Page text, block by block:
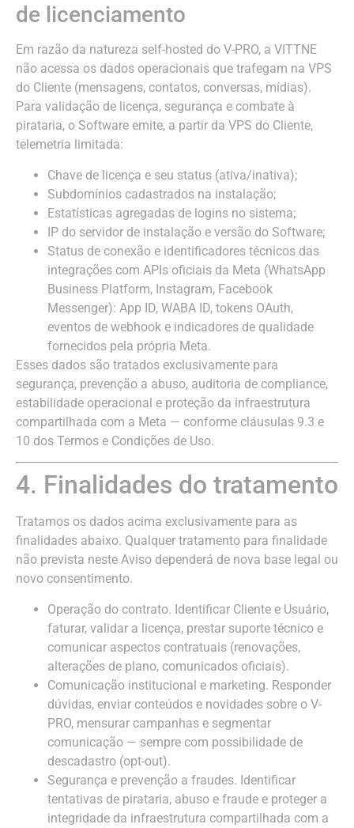
de licenciamento
Em razão da natureza self-hosted do V-PRO, a VITTNE
não acessa os dados operacionais que trafegam na VPS
do Cliente (mensagens, contatos, conversas, mídias).
Para validação de licença, segurança e combate à
pirataria, o Software emite, a partir da VPS do Cliente,
telemetria limitada:
Chave de licença e seu status (ativa/inativa);
Subdomínios cadastrados na instalação;
Estatísticas agregadas de logins no sistema;
IP do servidor de instalação e versão do Software;
Status de conexão e identificadores técnicos das
integrações com APIs oficiais da Meta (WhatsApp
Business Platform, Instagram, Facebook
Messenger): App ID, WABA ID, tokens OAuth,
eventos de webhook e indicadores de qualidade
fornecidos pela própria Meta.
Esses dados são tratados exclusivamente para
segurança, prevenção a abuso, auditoria de compliance,
estabilidade operacional e proteção da infraestrutura
compartilhada com a Meta — conforme cláusulas 9.3 e
10 dos Termos e Condições de Uso.
4. Finalidades do tratamento
Tratamos os dados acima exclusivamente para as
finalidades abaixo. Qualquer tratamento para finalidade
não prevista neste Aviso dependerá de nova base legal ou
novo consentimento.
Operação do contrato. Identificar Cliente e Usuário,
faturar, validar a licença, prestar suporte técnico e
comunicar aspectos contratuais (renovações,
alterações de plano, comunicados oficiais).
Comunicação institucional e marketing. Responder
dúvidas, enviar conteúdos e novidades sobre o V-
PRO, mensurar campanhas e segmentar
comunicação — sempre com possibilidade de
descadastro (opt-out).
Segurança e prevenção a fraudes. Identificar
tentativas de pirataria, abuso e fraude e proteger a
integridade da infraestrutura compartilhada com a